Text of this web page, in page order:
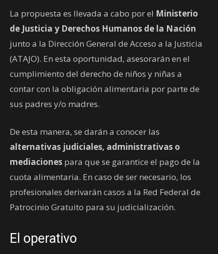
La propuesta es llevada a cabo por el Ministerio
de Justicia y Derechos Humanos de la Nación
junto a la Dirección General de Acceso a la Justicia
(ATAJO). En esta oportunidad, asesorarán en el
cumplimiento del derecho de niños y niñas a
contar con la obligación alimentaria por parte de
sus padres y/o madres.
De esta manera, se darán a conocer las
alternativas judiciales, administrativas o
mediaciones para que se garantice el pago de la
cuota alimentaria. En caso de ser necesario, los
profesionales derivarán casos a la Red Federal de
Patrocinio Gratuito para su judicialización.
El operativo